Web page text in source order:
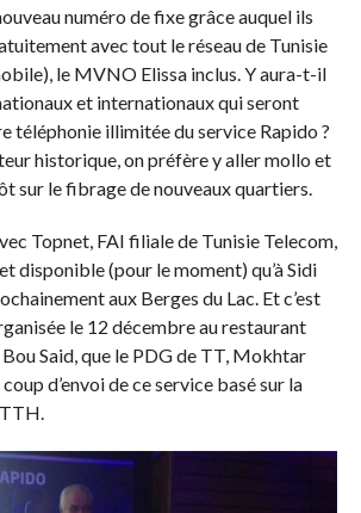
numéro de fixe grâce auquel ils
avec tout le réseau de Tunisie
le MVNO Elissa inclus. Y aura-t-il
et internationaux qui seront
téléphonie illimitée du service Rapido ?
historique, on préfère y aller mollo et
sur le fibrage de nouveaux quartiers.
Topnet, FAI filiale de Tunisie Telecom,
disponible (pour le moment) qu’à Sidi
aux Berges du Lac. Et c’est
le 12 décembre au restaurant
Said, que le PDG de TT, Mokhtar
d’envoi de ce service basé sur la